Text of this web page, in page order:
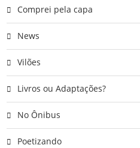
Comprei pela capa
News
Vilões
Livros ou Adaptações?
No Ônibus
Poetizando